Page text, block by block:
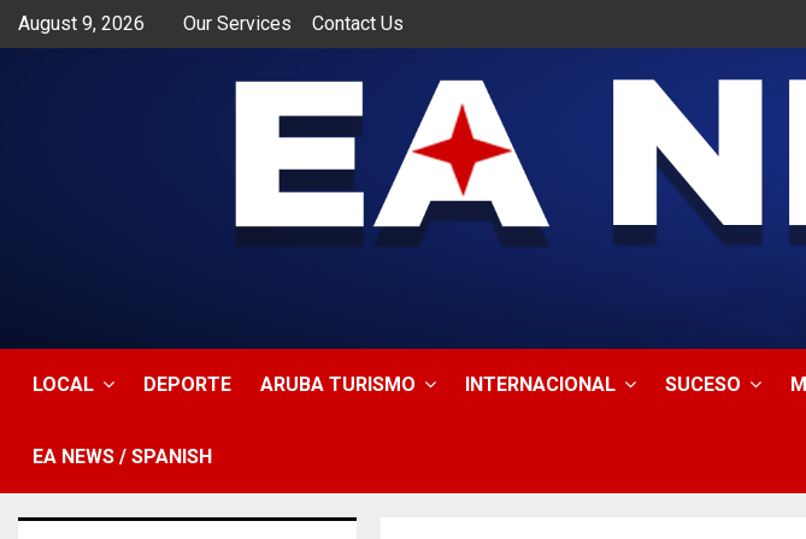
August 9, 2026 Our Services Contact Us
LOCAL DEPORTE ARUBA TURISMO INTERNACIONAL SUCESO
EA NEWS / SPANISH